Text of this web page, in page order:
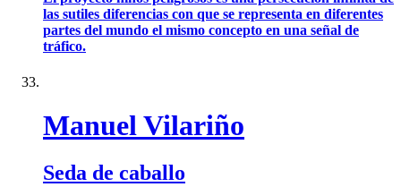
las sutiles diferencias con que se representa en diferentes
partes del mundo el mismo concepto en una señal de
tráfico.
Manuel Vilariño
Seda de caballo